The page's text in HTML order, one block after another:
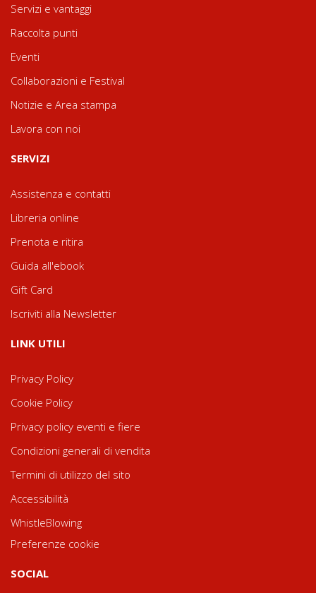
Servizi e vantaggi
Raccolta punti
Eventi
Collaborazioni e Festival
Notizie e Area stampa
Lavora con noi
SERVIZI
Assistenza e contatti
Libreria online
Prenota e ritira
Guida all'ebook
Gift Card
Iscriviti alla Newsletter
LINK UTILI
Privacy Policy
Cookie Policy
Privacy policy eventi e fiere
Condizioni generali di vendita
Termini di utilizzo del sito
Accessibilità
WhistleBlowing
Preferenze cookie
SOCIAL